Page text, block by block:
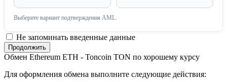
Выберите вариант подтверждения AML.
Не запоминать введенные данные
Обмен Ethereum ETH - Toncoin TON по хорошему курсу
Для оформления обмена выполните следующие действия: